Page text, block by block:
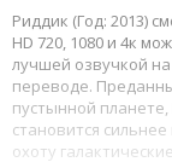
Риддик (Год: 2013)
HD 720, 1080 и 4к
лучшей озвучкой
переводе.
пустынной
становится
охоту